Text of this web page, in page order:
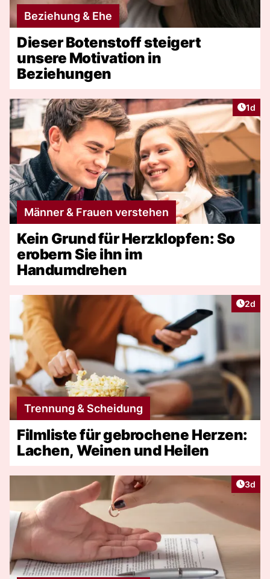
Beziehung & Ehe
Dieser Botenstoff steigert
unsere Motivation in
Beziehungen
1d
Männer & Frauen verstehen
Kein Grund für Herzklopfen: So
erobern Sie ihn im
Handumdrehen
2d
Trennung & Scheidung
Filmliste für gebrochene Herzen:
Lachen, Weinen und Heilen
3d